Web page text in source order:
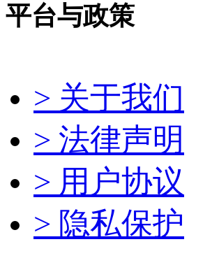
平台与政策
> 关于我们
> 法律声明
> 用户协议
> 隐私保护